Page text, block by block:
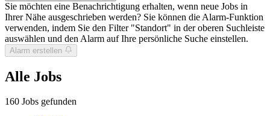
Sie möchten eine Benachrichtigung erhalten, wenn neue Jobs in
Ihrer Nähe ausgeschrieben werden? Sie können die Alarm-Funktion
verwenden, indem Sie den Filter "Standort" in der oberen Suchleiste
auswählen und den Alarm auf Ihre persönliche Suche einstellen.
Alarm erstellen
Alle Jobs
160 Jobs gefunden